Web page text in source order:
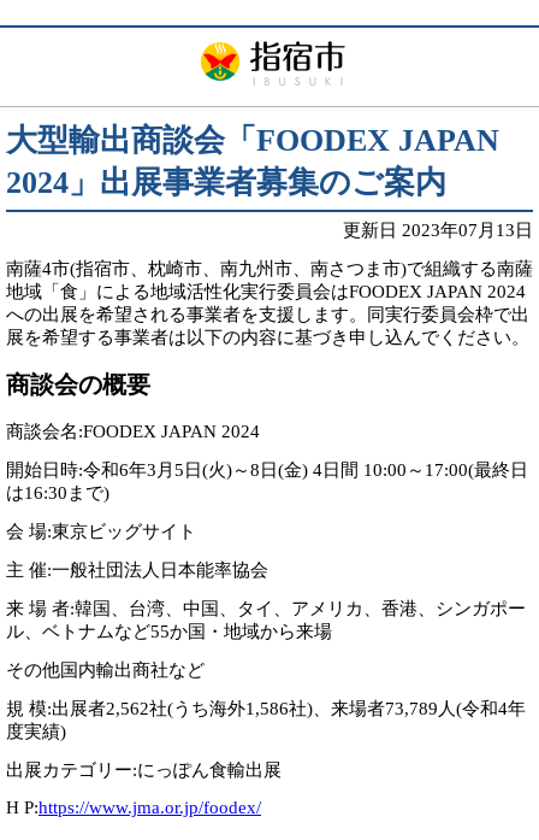
大型輸出商談会「FOODEX JAPAN
2024」出展事業者募集のご案内
更新日 2023年07月13日
南薩4市(指宿市、枕崎市、南九州市、南さつま市)で組織する南薩
地域「食」による地域活性化実行委員会はFOODEX JAPAN 2024
への出展を希望される事業者を支援します。同実行委員会枠で出
展を希望する事業者は以下の内容に基づき申し込んでください。
商談会の概要
商談会名:FOODEX JAPAN 2024
開始日時:令和6年3月5日(火)～8日(金) 4日間 10:00～17:00(最終日
は16:30まで)
会 場:東京ビッグサイト
主 催:一般社団法人日本能率協会
来 場 者:韓国、台湾、中国、タイ、アメリカ、香港、シンガポー
ル、ベトナムなど55か国・地域から来場
その他国内輸出商社など
規 模:出展者2,562社(うち海外1,586社)、来場者73,789人(令和4年
度実績)
出展カテゴリー:にっぽん食輸出展
H P:https://www.jma.or.jp/foodex/